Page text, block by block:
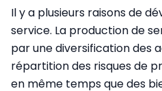
Il y a plusieurs raisons de
service. La production de
par une diversification des
répartition des risques de
en même temps que des